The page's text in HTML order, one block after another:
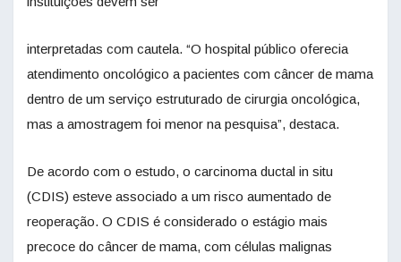
interpretadas com cautela. “O hospital público oferecia
atendimento oncológico a pacientes com câncer de mama
dentro de um serviço estruturado de cirurgia oncológica,
mas a amostragem foi menor na pesquisa”, destaca.
De acordo com o estudo, o carcinoma ductal in situ
(CDIS) esteve associado a um risco aumentado de
reoperação. O CDIS é considerado o estágio mais
precoce do câncer de mama, com células malignas